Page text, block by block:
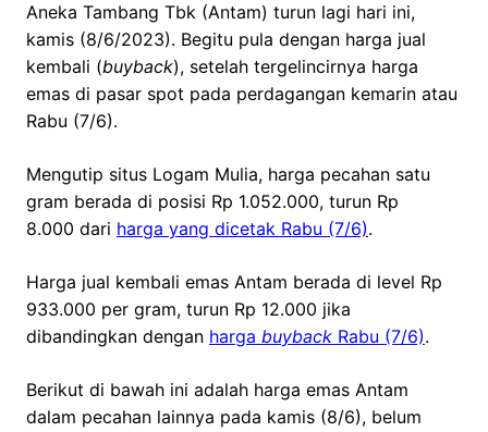
Aneka Tambang Tbk (Antam) turun lagi hari ini,
kamis (8/6/2023). Begitu pula dengan harga jual
kembali (buyback), setelah tergelincirnya harga
emas di pasar spot pada perdagangan kemarin atau
Rabu (7/6).
Mengutip situs Logam Mulia, harga pecahan satu
gram berada di posisi Rp 1.052.000, turun Rp
8.000 dari harga yang dicetak Rabu (7/6).
Harga jual kembali emas Antam berada di level Rp
933.000 per gram, turun Rp 12.000 jika
dibandingkan dengan harga buyback Rabu (7/6).
Berikut di bawah ini adalah harga emas Antam
dalam pecahan lainnya pada kamis (8/6), belum